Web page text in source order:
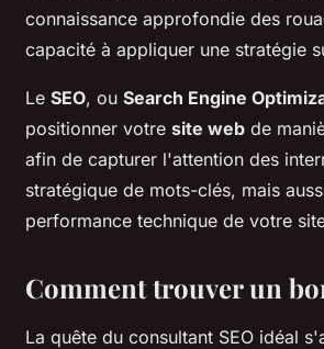
connaissance approfondie des
capacité à appliquer une stratégie
Le SEO, ou Search Engine
positionner votre site web de
afin de capturer l'attention des
stratégique de mots-clés, mais
performance technique de votre
Comment trouver un
La quête du consultant SEO idéal